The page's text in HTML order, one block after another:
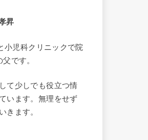
昇
小児科クリニックで院
です。
て少しでも役立つ情
います。無理をせず
きます。